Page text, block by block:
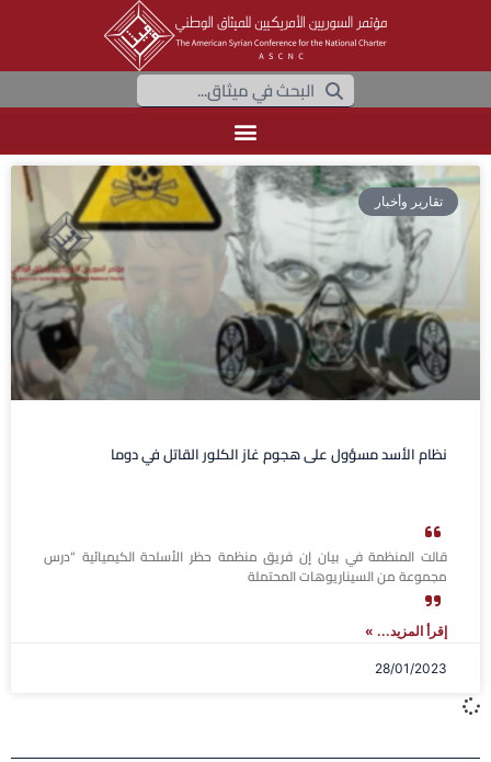
تقارير وأخبار
نظام الأسد مسؤول على هجوم غاز الكلور القاتل في دوما
قالت المنظمة في بيان إن فريق منظمة حظر الأسلحة الكيميائية “درس
مجموعة من السيناريوهات المحتملة
إقرأ المزيد... »
28/01/2023